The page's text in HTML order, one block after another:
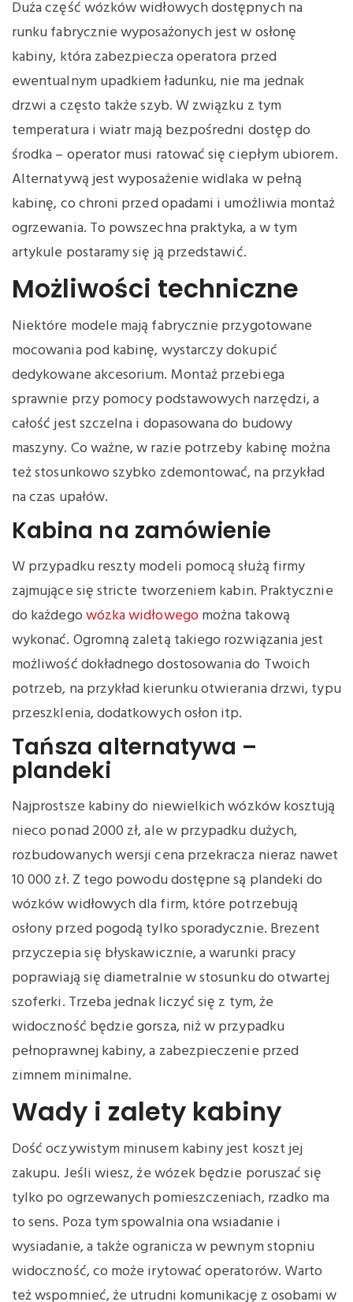
Duża część wózków widłowych dostępnych na
runku fabrycznie wyposażonych jest w osłonę
kabiny, która zabezpiecza operatora przed
ewentualnym upadkiem ładunku, nie ma jednak
drzwi a często także szyb. W związku z tym
temperatura i wiatr mają bezpośredni dostęp do
środka – operator musi ratować się ciepłym ubiorem.
Alternatywą jest wyposażenie widlaka w pełną
kabinę, co chroni przed opadami i umożliwia montaż
ogrzewania. To powszechna praktyka, a w tym
artykule postaramy się ją przedstawić.
Możliwości techniczne
Niektóre modele mają fabrycznie przygotowane
mocowania pod kabinę, wystarczy dokupić
dedykowane akcesorium. Montaż przebiega
sprawnie przy pomocy podstawowych narzędzi, a
całość jest szczelna i dopasowana do budowy
maszyny. Co ważne, w razie potrzeby kabinę można
też stosunkowo szybko zdemontować, na przykład
na czas upałów.
Kabina na zamówienie
W przypadku reszty modeli pomocą służą firmy
zajmujące się stricte tworzeniem kabin. Praktycznie
do każdegowózka widłowegomożna takową
wykonać. Ogromną zaletą takiego rozwiązania jest
możliwość dokładnego dostosowania do Twoich
potrzeb, na przykład kierunku otwierania drzwi, typu
przeszklenia, dodatkowych osłon itp.
Tańsza alternatywa –
plandeki
Najprostsze kabiny do niewielkich wózków kosztują
nieco ponad 2000 zł, ale w przypadku dużych,
rozbudowanych wersji cena przekracza nieraz nawet
10 000 zł. Z tego powodu dostępne są plandeki do
wózków widłowych dla firm, które potrzebują
osłony przed pogodą tylko sporadycznie. Brezent
przyczepia się błyskawicznie, a warunki pracy
poprawiają się diametralnie w stosunku do otwartej
szoferki. Trzeba jednak liczyć się z tym, że
widoczność będzie gorsza, niż w przypadku
pełnoprawnej kabiny, a zabezpieczenie przed
zimnem minimalne.
Wady i zalety kabiny
Dość oczywistym minusem kabiny jest koszt jej
zakupu. Jeśli wiesz, że wózek będzie poruszać się
tylko po ogrzewanych pomieszczeniach, rzadko ma
to sens. Poza tym spowalnia ona wsiadanie i
wysiadanie, a także ogranicza w pewnym stopniu
widoczność, co może irytować operatorów. Warto
też wspomnieć, że utrudni komunikację z osobami w